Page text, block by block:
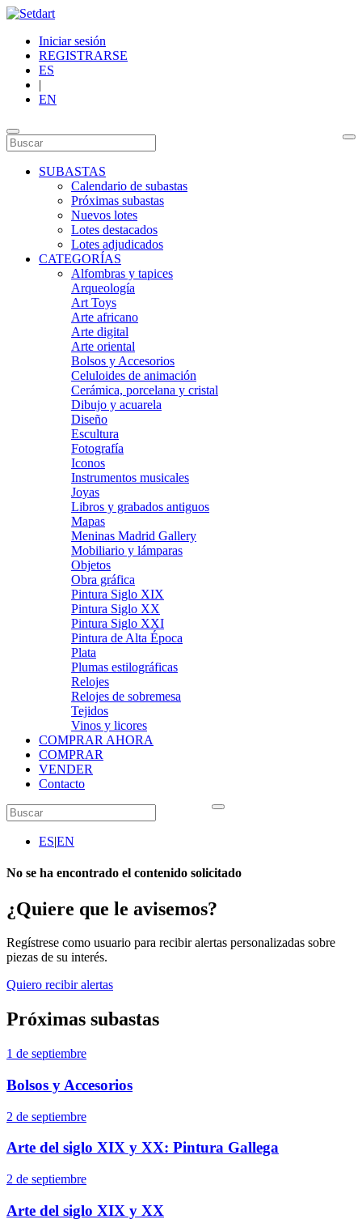
Iniciar sesión
REGISTRARSE
ES
|
EN
SUBASTAS
Calendario de subastas
Próximas subastas
Nuevos lotes
Lotes destacados
Lotes adjudicados
CATEGORÍAS
Alfombras y tapices
Arqueología
Art Toys
Arte africano
Arte digital
Arte oriental
Bolsos y Accesorios
Celuloides de animación
Cerámica, porcelana y cristal
Dibujo y acuarela
Diseño
Escultura
Fotografía
Iconos
Instrumentos musicales
Joyas
Libros y grabados antiguos
Mapas
Meninas Madrid Gallery
Mobiliario y lámparas
Objetos
Obra gráfica
Pintura Siglo XIX
Pintura Siglo XX
Pintura Siglo XXI
Pintura de Alta Época
Plata
Plumas estilográficas
Relojes
Relojes de sobremesa
Tejidos
Vinos y licores
COMPRAR AHORA
COMPRAR
VENDER
Contacto
ES|EN
No se ha encontrado el contenido solicitado
¿Quiere que le avisemos?
Regístrese como usuario para recibir alertas personalizadas sobre
piezas de su interés.
Quiero recibir alertas
Próximas subastas
1 de septiembre
Bolsos y Accesorios
2 de septiembre
Arte del siglo XIX y XX: Pintura Gallega
2 de septiembre
Arte del siglo XIX y XX